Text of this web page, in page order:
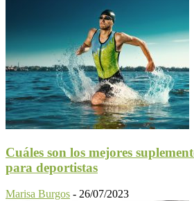
Cuáles son los mejores
para deportistas
Marisa Burgos - 26/07/2023